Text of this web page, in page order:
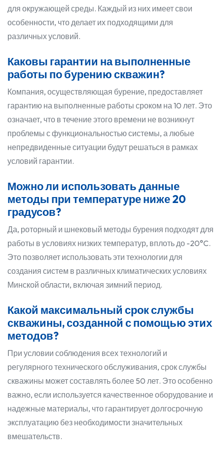
для окружающей среды. Каждый из них имеет свои
особенности, что делает их подходящими для
различных условий.
Каковы гарантии на выполненные
работы по бурению скважин?
Компания, осуществляющая бурение, предоставляет
гарантию на выполненные работы сроком на 10 лет. Это
означает, что в течение этого времени не возникнут
проблемы с функциональностью системы, а любые
непредвиденные ситуации будут решаться в рамках
условий гарантии.
Можно ли использовать данные
методы при температуре ниже 20
градусов?
Да, роторный и шнековый методы бурения подходят для
работы в условиях низких температур, вплоть до -20°C.
Это позволяет использовать эти технологии для
создания систем в различных климатических условиях
Минской области, включая зимний период.
Какой максимальный срок службы
скважины, созданной с помощью этих
методов?
При условии соблюдения всех технологий и
регулярного технического обслуживания, срок службы
скважины может составлять более 50 лет. Это особенно
важно, если используется качественное оборудование и
надежные материалы, что гарантирует долгосрочную
эксплуатацию без необходимости значительных
вмешательств.